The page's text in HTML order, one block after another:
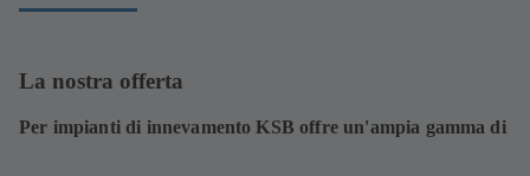
La nostra offerta
Per impianti di innevamento KSB offre un'ampia gamma di